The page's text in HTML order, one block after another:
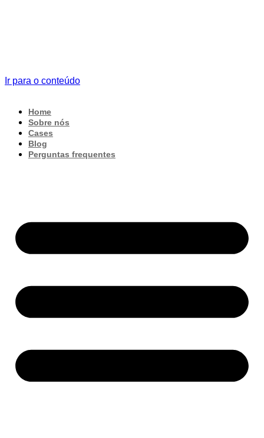
Ir para o conteúdo
Home
Sobre nós
Cases
Blog
Perguntas frequentes